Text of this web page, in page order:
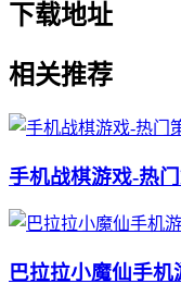
下载地址
相关推荐
手机战棋游戏-热
巴拉拉小魔仙手